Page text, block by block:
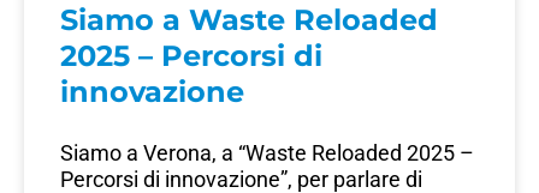
Siamo a Waste Reloaded
2025 – Percorsi di
innovazione
Siamo a Verona, a “Waste Reloaded 2025 –
Percorsi di innovazione”, per parlare di